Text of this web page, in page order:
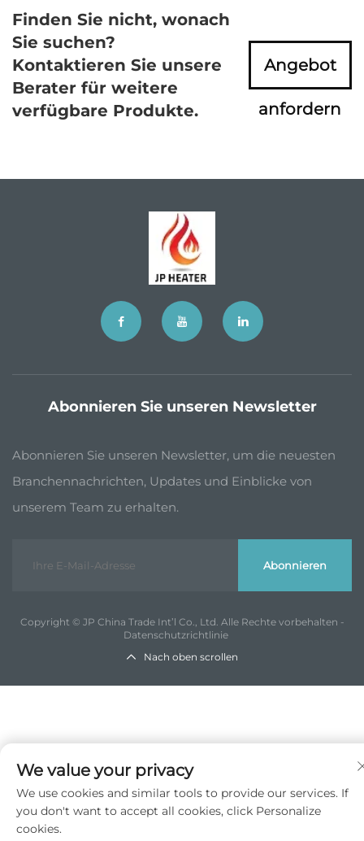
Finden Sie nicht, wonach
Sie suchen?
Kontaktieren Sie unsere
Berater für weitere
verfügbare Produkte.
Angebot
anfordern
Abonnieren Sie unseren Newsletter
Abonnieren Sie unseren Newsletter, um die neuesten
Branchennachrichten, Updates und Einblicke von
unserem Team zu erhalten.
Abonnieren
Copyright © JP China Trade Int’l Co., Ltd. Alle Rechte vorbehalten -
Datenschutzrichtlinie
Nach oben scrollen
We value your privacy
We use cookies and similar tools to provide our services. If
you don't want to accept all cookies, click Personalize
cookies.